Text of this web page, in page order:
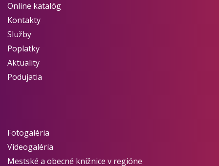
Online katalóg
Kontakty
Služby
Poplatky
Aktuality
Podujatia
Fotogaléria
Videogaléria
Mestské a obecné knižnice v regióne